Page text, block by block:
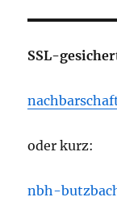
SSL-
oder kurz:
nbh-